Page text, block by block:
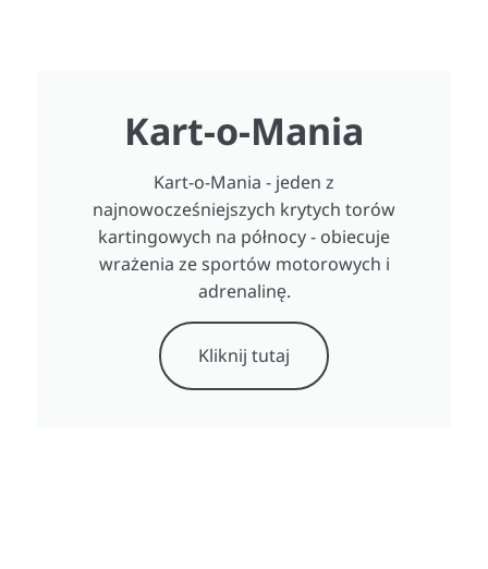
Kart-o-Mania
Kart-o-Mania - jeden z
najnowocześniejszych krytych torów
kartingowych na północy - obiecuje
wrażenia ze sportów motorowych i
adrenalinę.
Kliknij tutaj